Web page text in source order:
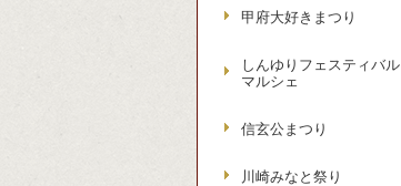
甲府大好きまつり
しんゆりフェスティバル
マルシェ
信玄公まつり
川崎みなと祭り